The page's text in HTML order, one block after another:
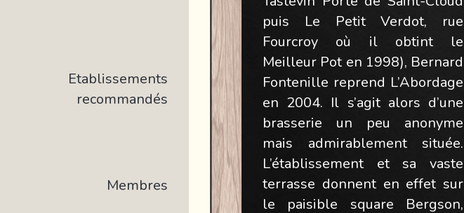
Etablissements
recommandés
Membres
puis Le Petit Verdot, rue
Fourcroy où il obtint le
Meilleur Pot en 1998), Bernard
Fontenille reprend L’Abordage
en 2004. Il s’agit alors d’une
brasserie un peu anonyme
mais admirablement située.
L’établissement et sa vaste
terrasse donnent en effet sur
le paisible square Bergson,